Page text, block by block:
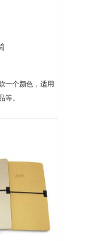
一个颜色，适用
。